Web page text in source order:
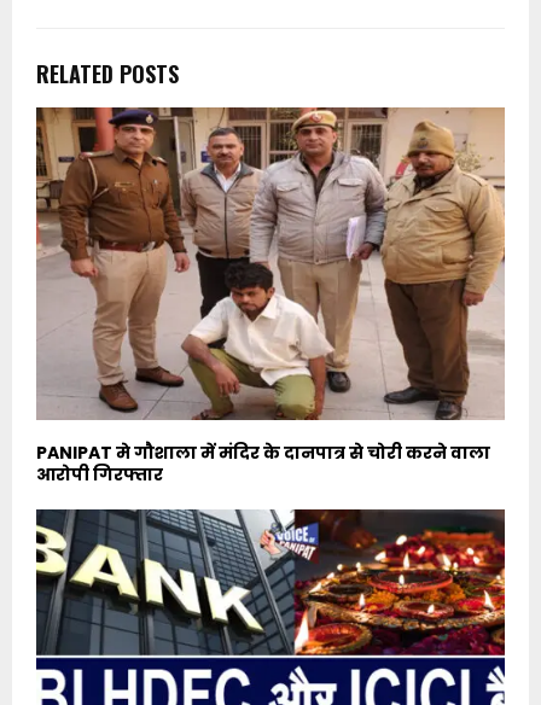
RELATED POSTS
PANIPAT मे गौशाला में मंदिर के दानपात्र से चोरी करने वाला
आरोपी गिरफ्तार